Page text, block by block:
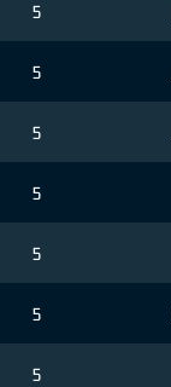
5
5
5
5
5
5
5